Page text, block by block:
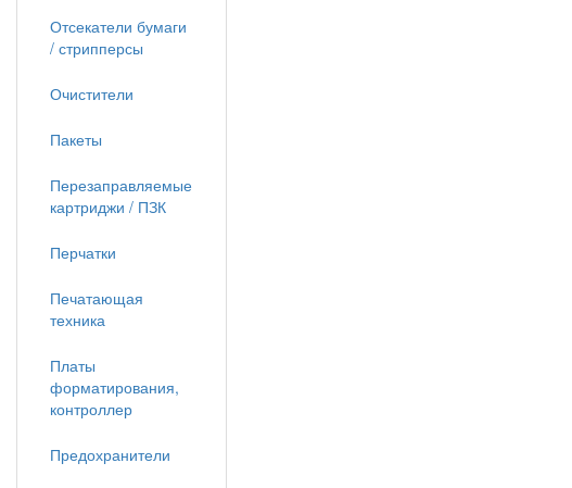
Отсекатели бумаги
/ стрипперсы
Очистители
Пакеты
Перезаправляемые
картриджи / ПЗК
Перчатки
Печатающая
техника
Платы
форматирования,
контроллер
Предохранители